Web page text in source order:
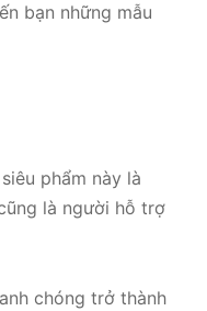
bạn những mẫu
phẩm này là
là người hỗ trợ
chóng trở thành